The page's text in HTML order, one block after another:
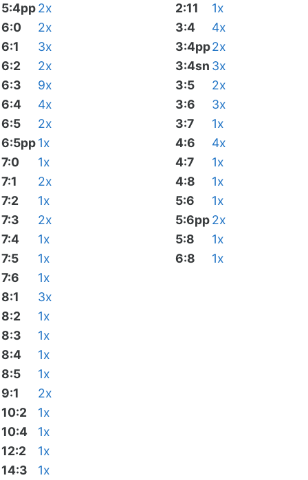
5:4pp2x
6:0
2x
6:1
3x
6:2
2x
6:3
9x
6:4
4x
6:5
2x
6:5pp1x
7:0
1x
7:1
2x
7:2
1x
7:3
2x
7:4
1x
7:5
1x
7:6
1x
8:1
3x
8:2
1x
8:3
1x
8:4
1x
8:5
1x
9:1
2x
10:2
1x
10:4
1x
12:2
1x
14:3
1x
2:11
1x
3:4
4x
3:4pp2x
3:4sn 3x
3:5
2x
3:6
3x
3:7
1x
4:6
4x
4:7
1x
4:8
1x
5:6
1x
5:6pp2x
5:8
1x
6:8
1x